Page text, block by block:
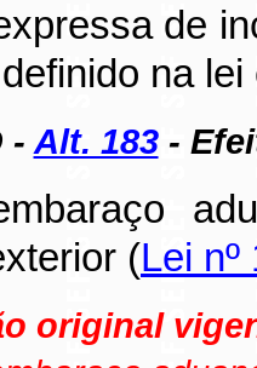
de
na
- Alt. 183-
(Lei nº
original